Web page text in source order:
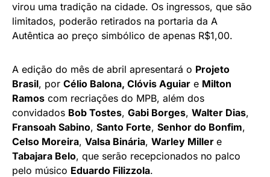
virou uma tradição na cidade. Os ingressos, que são
limitados, poderão retirados na portaria da A
Autêntica ao preço simbólico de apenas R$1,00.
A edição do mês de abril apresentará o Projeto
Brasil, por Célio Balona, Clóvis Aguiar e Milton
Ramos com recriações do MPB, além dos
convidados Bob Tostes, Gabi Borges, Walter Dias,
Fransoah Sabino, Santo Forte, Senhor do Bonfim,
Celso Moreira, Valsa Binária, Warley Miller e
Tabajara Belo, que serão recepcionados no palco
pelo músico Eduardo Filizzola.